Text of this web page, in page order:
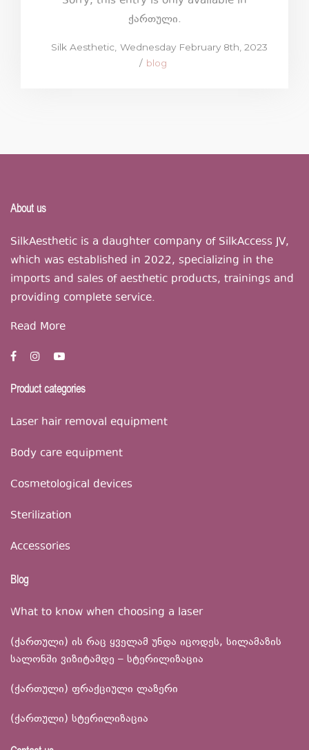
ქართული.
Silk Aesthetic Posted
Wednesday February 8th, 2023
Posted
blog
About us
SilkAesthetic is a daughter company of SilkAccess JV,
which was established in 2022, specializing in the
imports and sales of aesthetic products, trainings and
providing complete service.
Read More
Product categories
Laser hair removal equipment
Body care equipment
Cosmetological devices
Sterilization
Accessories
Blog
What to know when choosing a laser
(ქართული) ის რაც ყველამ უნდა იცოდეს, სილამაზის
სალონში ვიზიტამდე – სტერილიზაცია
(ქართული) ფრაქციული ლაზერი
(ქართული) სტერილიზაცია